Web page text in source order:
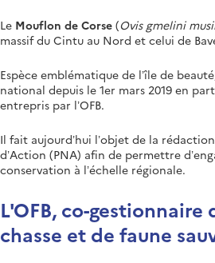
Le Mouflon de Corse (Ovis gmelini
massif du Cintu au Nord et celui de
Espèce emblématique de l’île de
national depuis le 1er mars 2019 en
entrepris par l’OFB.
Il fait aujourd’hui l’objet de la
d’Action (PNA) afin de permettre
conservation à l’échelle régionale.
L'OFB, co-gestionnaire
chasse et de faune